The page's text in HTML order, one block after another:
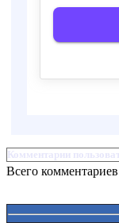
Комментарии
Всего